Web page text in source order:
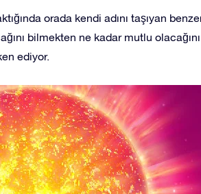
orada kendi adını taşıyan
bilmekten ne kadar mutlu
ediyor.